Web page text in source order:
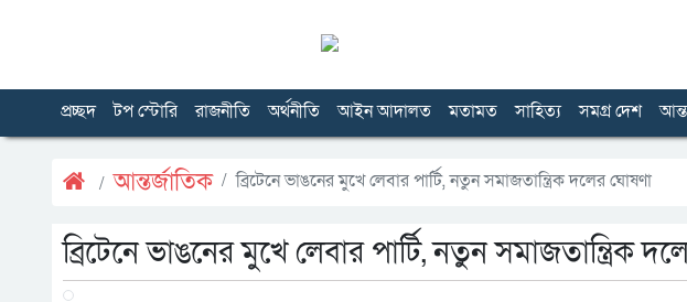
প্রচ্ছদ টপ স্টোরি রাজনীতি অর্থনীতি আইন আদালত মতামত সাহিত্য সমগ্র দেশ
আন্তর্জাতিক ব্রিটেনে ভাঙনের মুখে লেবার পার্টি, নতুন সমাজতান্ত্রিক দলের ঘোষণা
ব্রিটেনে ভাঙনের মুখে লেবার পার্টি, নতুন সমাজতান্ত্রিক